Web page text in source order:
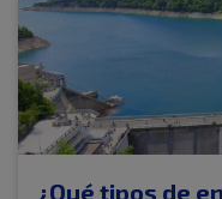
¿Qué tipos de